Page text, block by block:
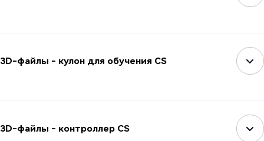
3D-файлы - кулон для обучения CS
3D-файлы - контроллер CS